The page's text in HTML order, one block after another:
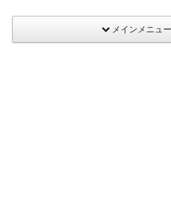
メインメニュー